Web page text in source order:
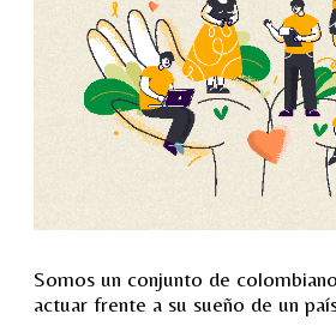
Somos un conjunto de
actuar frente a su sueño de un